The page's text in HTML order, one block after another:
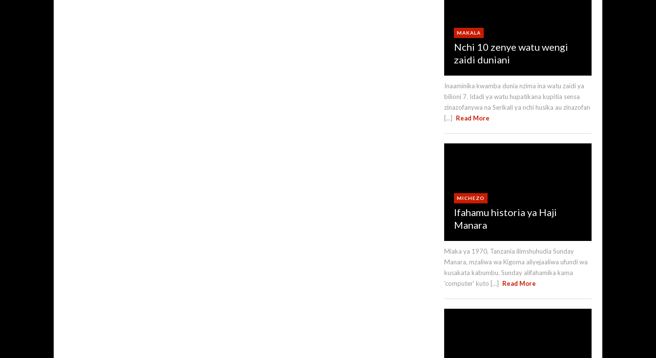
MAKALA
Nchi 10 zenye watu wengi
zaidi duniani
Inaaminika kwamba dunia nzima ina watu zaidi ya
bilioni 7. Idadi ya watu hupatikana kupitia sensa
zinazofanywa na Serikali ya nchi husika au zinazofan
[...]
Read More
MICHEZO
Ifahamu historia ya Haji
Manara
Miaka ya 1970, Tanzania ilimshuhudia Sunday
Manara, mzaliwa wa Kigoma aliyejaaliwa ufundi wa
kusakata kabumbu. Sunday alifahamika kama
'computer' kuto [...]
Read More